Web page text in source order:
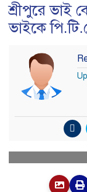
শ্রীপুরে ভাই
ভাইকে